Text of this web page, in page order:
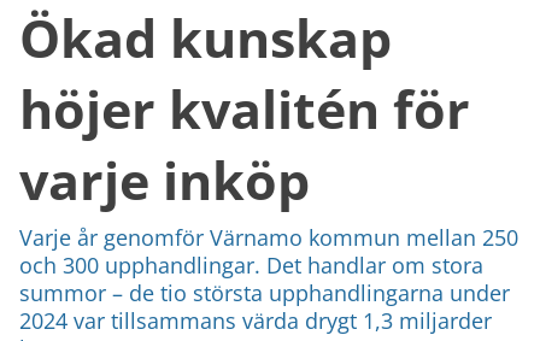
Ökad kunskap
höjer kvalitén för
varje inköp
Varje år genomför Värnamo kommun mellan 250
och 300 upphandlingar. Det handlar om stora
summor – de tio största upphandlingarna under
2024 var tillsammans värda drygt 1,3 miljarder